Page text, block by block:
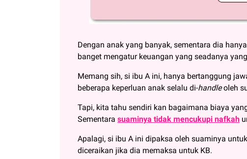
Dengan anak yang banyak, sementara dia
banget mengatur keuangan yang seadanya
Memang sih, si ibu A ini, hanya bertanggung
beberapa keperluan anak selalu di-handleoleh
Tapi, kita tahu sendiri kan bagaimana biaya
Sementara suaminya tidak mencukupi nafkah
Apalagi, si ibu A ini dipaksa oleh suaminya
diceraikan jika dia memaksa untuk KB.